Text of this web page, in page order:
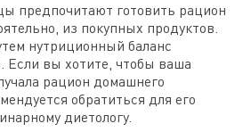
предпочитают готовить рацион
из покупных продуктов.
нутриционный баланс
Если вы хотите, чтобы ваша
рацион домашнего
обратиться для его
диетологу.